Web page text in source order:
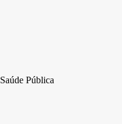
Saúde Pública